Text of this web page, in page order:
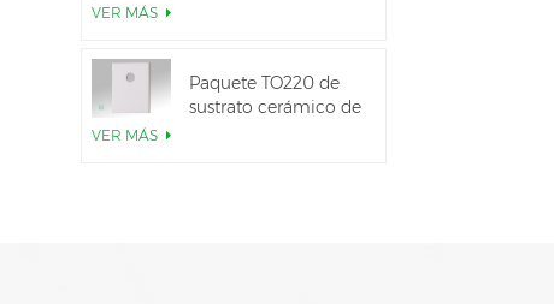
VER MÁS
Paquete TO220 de
sustrato cerámico de
VER MÁS